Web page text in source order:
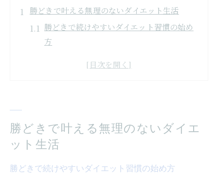
勝どきで叶える無理のないダイエット生活
勝どきで続けやすいダイエット習慣の始め
方
勝どきのピラティスで健康的なダイエット
を実現
女性に優しいジム選びで理想の体を目指す
勝どきで叶える無理のないダイエ
ット生活
勝どきで続けやすいダイエット習慣の始め方